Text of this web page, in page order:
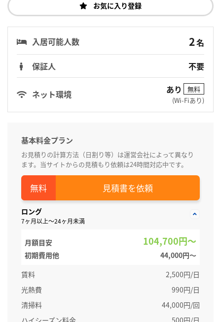
お気に入り登録
入居可能人数 2名
保証人
不要
ネット環境 あり
無料
(Wi-Fiあり)
基本料金プラン
お見積りの計算方法（日割り等）は運営会社によって異なり
ます。当サイトからの見積もり依頼は24時間対応中です。
見積書を依頼
ロング
7ヶ月以上～24ヶ月未満
月額目安 104,700円～
初期費用他
44,000円〜
賃料
2,500円/日
光熱費
990円/日
清掃料
44,000円/回